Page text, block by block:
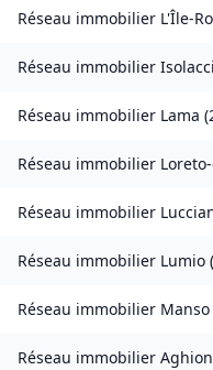
Réseau immobilier L'Île-
Réseau immobilier
Réseau immobilier Lama (
Réseau immobilier
Réseau immobilier
Réseau immobilier Lumio (
Réseau immobilier Manso
Réseau immobilier